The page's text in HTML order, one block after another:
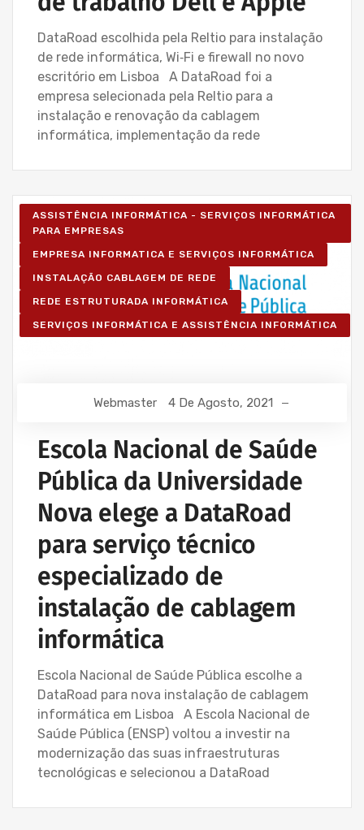
DataRoad escolhida pela Reltio para instalação
de rede informática, Wi‑Fi e firewall no novo
escritório em Lisboa A DataRoad foi a
empresa selecionada pela Reltio para a
instalação e renovação da cablagem
informática, implementação da rede
ASSISTÊNCIA INFORMÁTICA - SERVIÇOS INFORMÁTICA
PARA EMPRESAS
EMPRESA INFORMATICA E SERVIÇOS INFORMÁTICA
INSTALAÇÃO CABLAGEM DE REDE
REDE ESTRUTURADA INFORMÁTICA
SERVIÇOS INFORMÁTICA E ASSISTÊNCIA INFORMÁTICA
Webmaster 4 De Agosto, 2021
Escola Nacional de Saúde
Pública da Universidade
Nova elege a DataRoad
para serviço técnico
especializado de
instalação de cablagem
informática
Escola Nacional de Saúde Pública escolhe a
DataRoad para nova instalação de cablagem
informática em Lisboa A Escola Nacional de
Saúde Pública (ENSP) voltou a investir na
modernização das suas infraestruturas
tecnológicas e selecionou a DataRoad